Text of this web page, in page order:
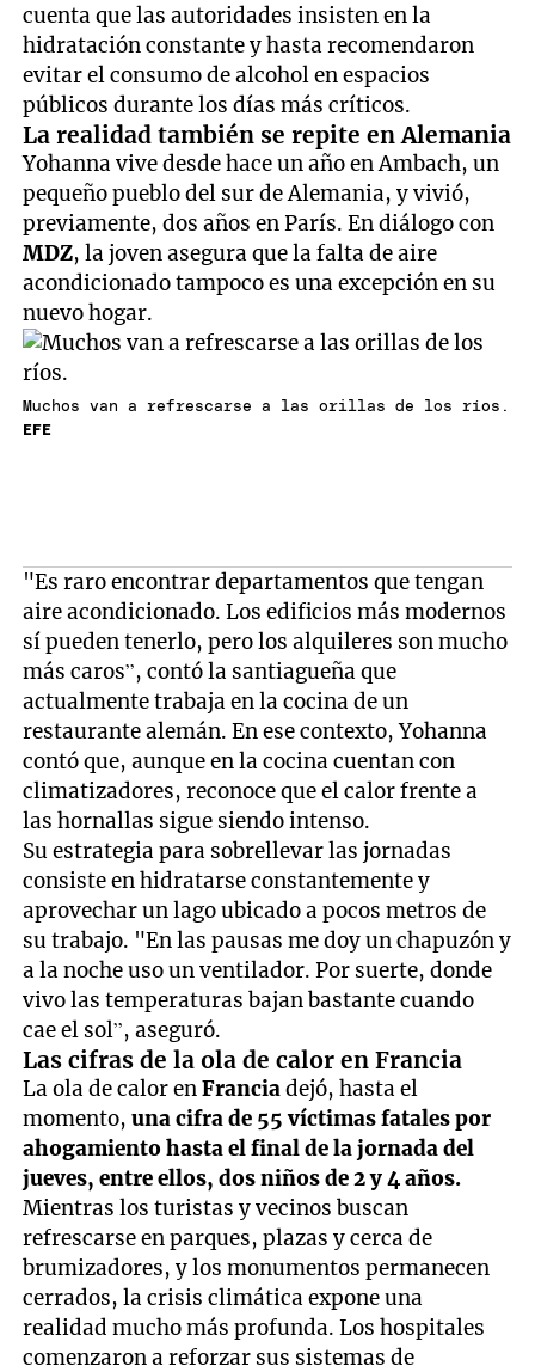
cuenta que las autoridades insisten en la
hidratación constante y hasta recomendaron
evitar el consumo de alcohol en espacios
públicos durante los días más críticos.
La realidad también se repite en Alemania
Yohanna vive desde hace un año en Ambach, un
pequeño pueblo del sur de Alemania, y vivió,
previamente, dos años en París. En diálogo con
MDZ, la joven asegura que la falta de aire
acondicionado tampoco es una excepción en su
nuevo hogar.
Muchos van a refrescarse a las orillas de los ríos.
EFE
"Es raro encontrar departamentos que tengan
aire acondicionado. Los edificios más modernos
sí pueden tenerlo, pero los alquileres son mucho
más caros”, contó la santiagueña que
actualmente trabaja en la cocina de un
restaurante alemán. En ese contexto, Yohanna
contó que, aunque en la cocina cuentan con
climatizadores, reconoce que el calor frente a
las hornallas sigue siendo intenso.
Su estrategia para sobrellevar las jornadas
consiste en hidratarse constantemente y
aprovechar un lago ubicado a pocos metros de
su trabajo. "En las pausas me doy un chapuzón y
a la noche uso un ventilador. Por suerte, donde
vivo las temperaturas bajan bastante cuando
cae el sol”, aseguró.
Las cifras de la ola de calor en Francia
La ola de calor enFranciadejó, hasta el
momento,una cifra de 55 víctimas fatales por
ahogamiento hasta el final de la jornada del
jueves, entre ellos, dos niños de 2 y 4 años.
Mientras los turistas y vecinos buscan
refrescarse en parques, plazas y cerca de
brumizadores, y los monumentos permanecen
cerrados, la crisis climática expone una
realidad mucho más profunda. Los hospitales
comenzaron a reforzar sus sistemas de